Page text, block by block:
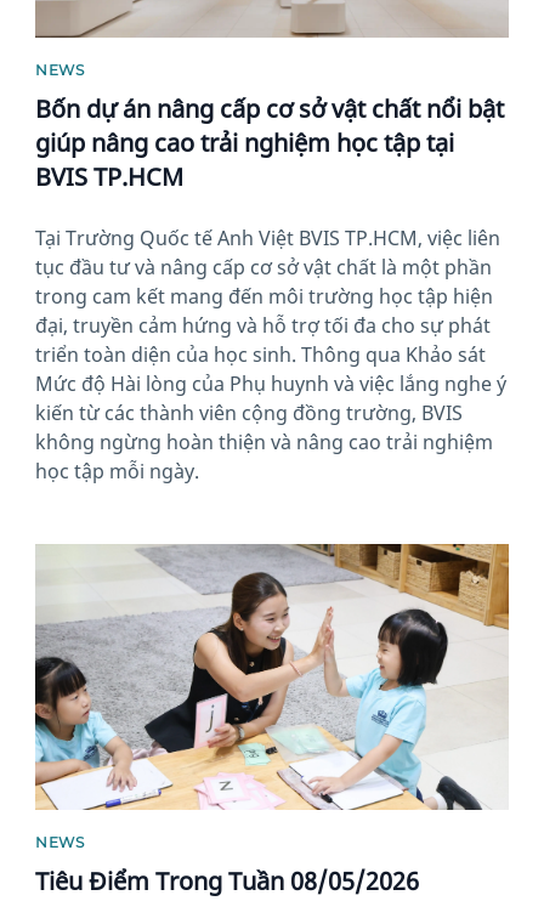
NEWS
Bốn dự án nâng cấp cơ sở vật chất nổi bật
giúp nâng cao trải nghiệm học tập tại
BVIS TP.HCM
Tại Trường Quốc tế Anh Việt BVIS TP.HCM, việc liên
tục đầu tư và nâng cấp cơ sở vật chất là một phần
trong cam kết mang đến môi trường học tập hiện
đại, truyền cảm hứng và hỗ trợ tối đa cho sự phát
triển toàn diện của học sinh. Thông qua Khảo sát
Mức độ Hài lòng của Phụ huynh và việc lắng nghe ý
kiến từ các thành viên cộng đồng trường, BVIS
không ngừng hoàn thiện và nâng cao trải nghiệm
học tập mỗi ngày.
News image
NEWS
Tiêu Điểm Trong Tuần 08/05/2026